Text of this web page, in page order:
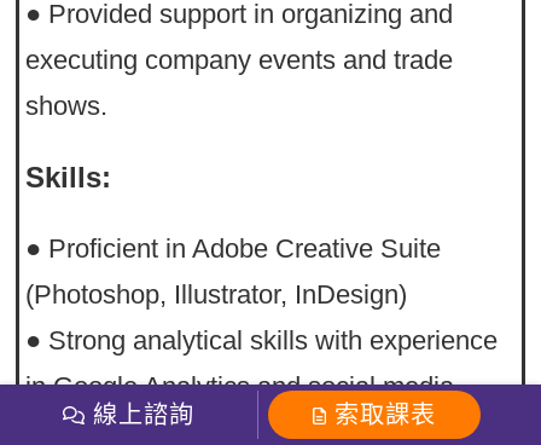
● Provided support in organizing and
executing company events and trade
shows.
Skills:
● Proficient in Adobe Creative Suite
(Photoshop, Illustrator, InDesign)
● Strong analytical skills with experience
in Google Analytics and social media
analytics platforms
線上諮詢 索取課表